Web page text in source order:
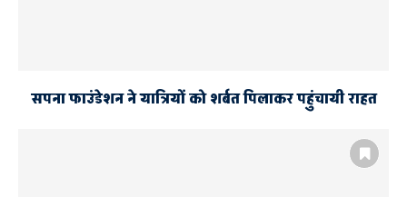
सपना फाउंडेशन ने यात्रियों को शर्बत पिलाकर पहुंचायी राहत